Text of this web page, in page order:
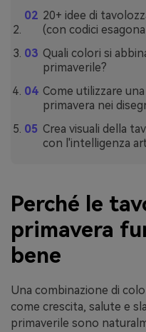
20+ idee di
(con codici
Quali colori si
primaverile?
Come utilizzare
primavera nei
Crea visuali della
con l'intelligenza
Perché le
primavera
bene
Una combinazione di
come crescita, salute e
primaverile sono